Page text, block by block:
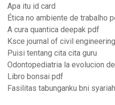
Apa itu id card
Ética no ambiente de trabalho
A cura quantica deepak pdf
Ksce journal of civil
Puisi tentang cita cita guru
Odontopediatria la evolucion
Libro bonsai pdf
Fasilitas tabunganku bni syariah